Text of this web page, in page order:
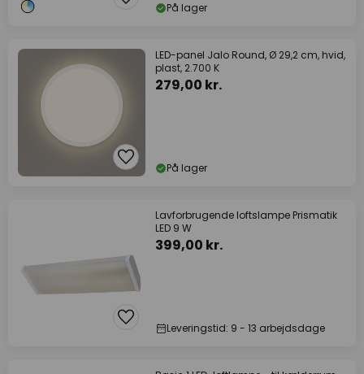
På lager
LED-panel Jalo Round, Ø 29,2 cm, hvid,
plast, 2.700 K
279,00 kr.
På lager
Lavforbrugende loftslampe Prismatik
LED 9 W
399,00 kr.
Leveringstid: 9 - 13 arbejdsdage